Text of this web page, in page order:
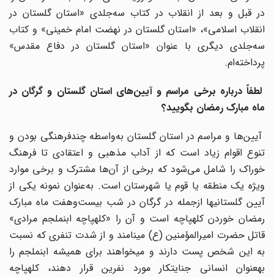
در قبل و بعد از انقلاب در کتاب سه‌جلدی «استان گلستان در
انقلاب اسلامی»، «استان گلستان در نهضت امام خمینی» و کتاب
سه‌جلدی دیگری با عنوان «استان گلستان در دفاع مقدس»
پرداخته‌ام.
لطفاً درباره برخی مراسم و آیین‌های استان گلستان و گرگان در
ماه مبارک رمضان بگویید؟
آیین‌ها و مراسم در استان گلستان به‌واسطه چندفرهنگی بودن و
تنوع اقوام زیاد است که از آداب مذهبی و اعتقادی تا فرهنگ
خوراک را شامل می‌شود که برخی از آن‌ها مشترک و برخی موارد
ویژه یک منطقه یا قوم یا شهرستان است. به‌عنوان نمونه یکی از
آیین گلستانی‎ها ازجمله در گرگان در شب بیست‌وهفت ماه مبارک
رمضان خوردن کله‎پاچه است و آن را «کله‎پاچه ابن‎ملجم مرادی»
قاتل حضرت امیرالمؤمنین (ع) می‎نامند و از شدت تنفری که نسبت
به این شخص پست دارند و می‎خواهند برای همیشه ابن‎ملجم را
به‎عنوان انسانی جنایتکار مورد نفرین قرار دهند، کله‎پاچه